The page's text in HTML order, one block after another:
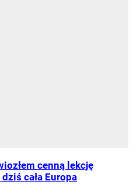
cenną lekcję
cała Europa